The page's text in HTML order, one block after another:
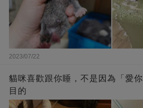
2023/07/22
貓咪喜歡跟你睡，不是因為「愛
目的